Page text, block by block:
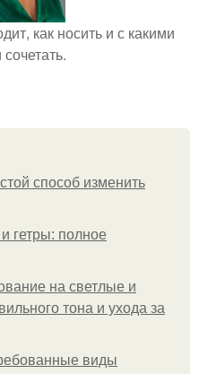
как носить и с какими
способ изменить
гетры: полное
на светлые и
тона и ухода за
виды